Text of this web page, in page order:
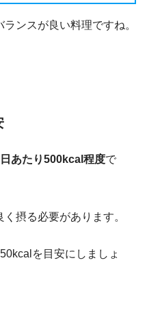
ンスが良い料理ですね。
あたり500kcal程度で
摂る必要があります。
を目安にしましょ